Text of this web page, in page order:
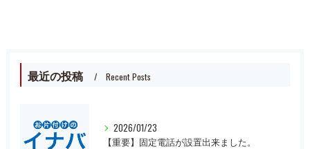
最近の投稿 Recent Posts
2026/01/23
【重要】固定電話が設置出来ました。